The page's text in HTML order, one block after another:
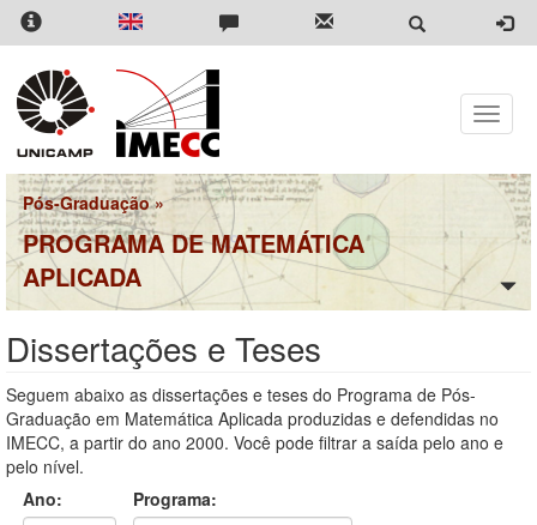
Pular
para
conteúdo
principal
Toggle
Pós-Graduação»
PROGRAMA DE MATEMÁTICA
APLICADA
Dissertações e Teses
Seguem abaixo as dissertações e teses do Programa de Pós-
Graduação em Matemática Aplicada produzidas e defendidas no
IMECC, a partir do ano 2000. Você pode filtrar a saída pelo ano e
pelo nível.
Ano:
Programa: